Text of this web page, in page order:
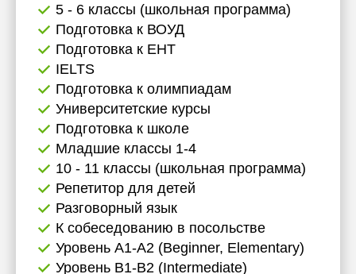
5 - 6 классы (школьная программа)
Подготовка к ВОУД
Подготовка к ЕНТ
IELTS
Подготовка к олимпиадам
Университетские курсы
Подготовка к школе
Младшие классы 1-4
10 - 11 классы (школьная программа)
Репетитор для детей
Разговорный язык
К собеседованию в посольстве
Уровень А1-А2 (Beginner, Elementary)
Уровень B1-B2 (Intermediate)